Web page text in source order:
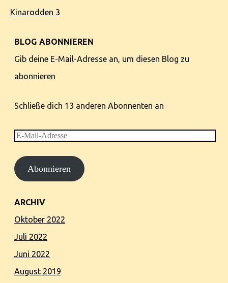
Kinarodden 3
BLOG ABONNIEREN
Gib deine E-Mail-Adresse an, um diesen Blog zu
abonnieren
Schließe dich 13 anderen Abonnenten an
E-
Adresse
Abonnieren
ARCHIV
Oktober 2022
Juli 2022
Juni 2022
August 2019